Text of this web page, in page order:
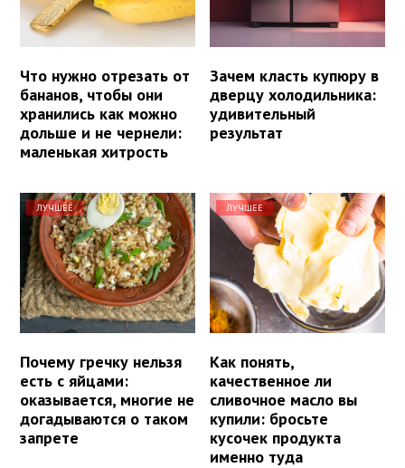
Что нужно отрезать от
бананов, чтобы они
хранились как можно
дольше и не чернели:
маленькая хитрость
Зачем класть купюру в
дверцу холодильника:
удивительный
результат
ЛУЧШЕЕ
Почему гречку нельзя
есть с яйцами:
оказывается, многие не
догадываются о таком
запрете
ЛУЧШЕЕ
Как понять,
качественное ли
сливочное масло вы
купили: бросьте
кусочек продукта
именно туда